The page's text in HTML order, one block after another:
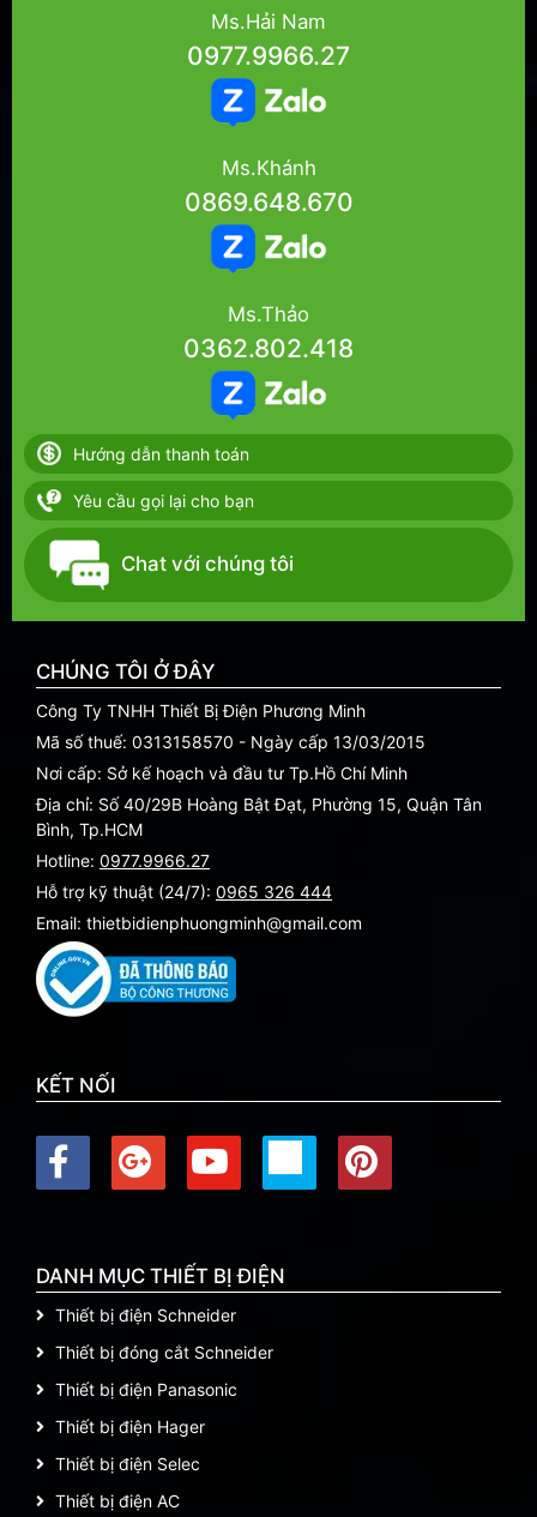
Ms.Hải Nam
0977.9966.27
Ms.Khánh
0869.648.670
Ms.Thảo
0362.802.418
Hướng dẫn thanh toán
Yêu cầu gọi lại cho bạn
Chat với chúng tôi
CHÚNG TÔI Ở ĐÂY
Công Ty TNHH Thiết Bị Điện Phương Minh
Mã số thuế: 0313158570 - Ngày cấp 13/03/2015
Nơi cấp: Sở kế hoạch và đầu tư Tp.Hồ Chí Minh
Địa chỉ: Số 40/29B Hoàng Bật Đạt, Phường 15, Quận Tân
Bình, Tp.HCM
Hotline: 0977.9966.27
Hỗ trợ kỹ thuật (24/7): 0965 326 444
Email: thietbidienphuongminh@gmail.com
KẾT NỐI
DANH MỤC THIẾT BỊ ĐIỆN
Thiết bị điện Schneider
Thiết bị đóng cắt Schneider
Thiết bị điện Panasonic
Thiết bị điện Hager
Thiết bị điện Selec
Thiết bị điện AC